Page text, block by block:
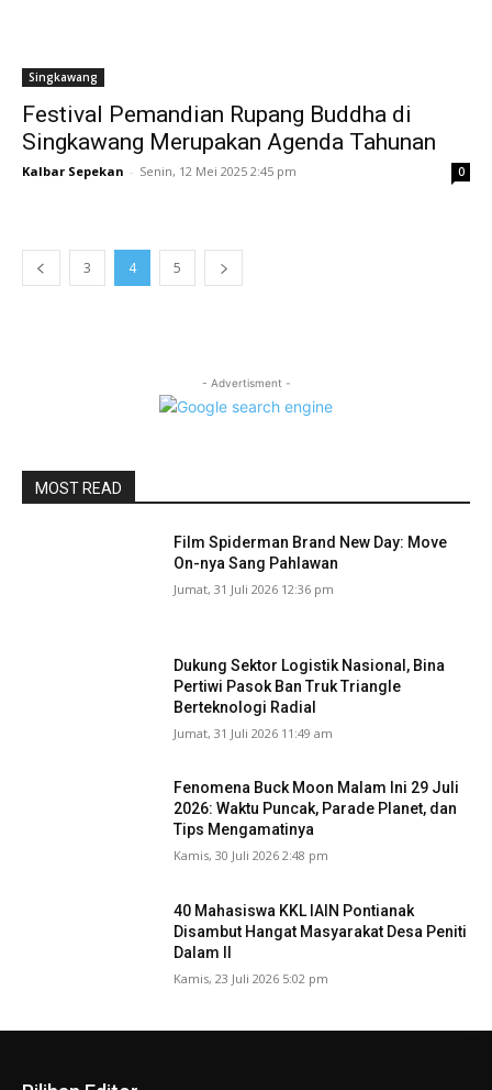
Singkawang
Festival Pemandian Rupang Buddha di
Singkawang Merupakan Agenda Tahunan
Kalbar Sepekan - Senin, 12 Mei 2025 2:45 pm 0
3 4 5
- Advertisment -
MOST READ
Film Spiderman Brand New Day: Move
On-nya Sang Pahlawan
Jumat, 31 Juli 2026 12:36 pm
Dukung Sektor Logistik Nasional, Bina
Pertiwi Pasok Ban Truk Triangle
Berteknologi Radial
Jumat, 31 Juli 2026 11:49 am
Fenomena Buck Moon Malam Ini 29 Juli
2026: Waktu Puncak, Parade Planet, dan
Tips Mengamatinya
Kamis, 30 Juli 2026 2:48 pm
40 Mahasiswa KKL IAIN Pontianak
Disambut Hangat Masyarakat Desa Peniti
Dalam II
Kamis, 23 Juli 2026 5:02 pm